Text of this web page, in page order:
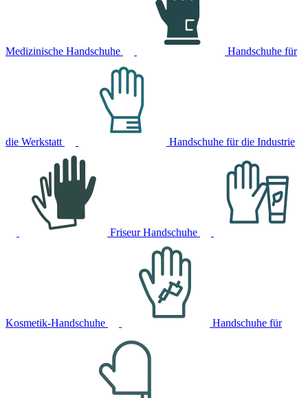
Medizinische Handschuhe Handschuhe für
die Werkstatt Handschuhe für die Industrie
Friseur Handschuhe
Kosmetik-Handschuhe Handschuhe für